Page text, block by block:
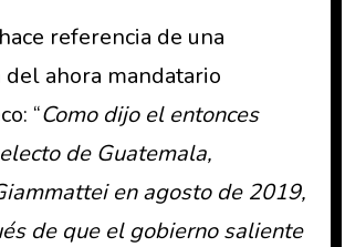
referencia de una
del ahora mandatario
“Como dijo el entonces
de Guatemala,
en agosto de 2019,
de que el gobierno saliente